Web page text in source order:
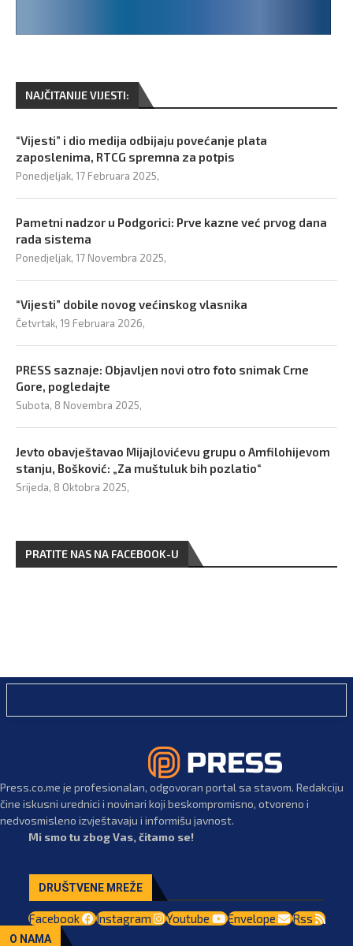
NAJČITANIJE VIJESTI:
“Vijesti” i dio medija odbijaju povećanje plata
zaposlenima, RTCG spremna za potpis
Ponedjeljak, 17 Februara 2025,
Pametni nadzor u Podgorici: Prve kazne već prvog dana
rada sistema
Ponedjeljak, 17 Novembra 2025,
“Vijesti” dobile novog većinskog vlasnika
Četvrtak, 19 Februara 2026,
PRESS saznaje: Objavljen novi otro foto snimak Crne
Gore, pogledajte
Subota, 8 Novembra 2025,
Jevto obavještavao Mijajlovićevu grupu o Amfilohijevom
stanju, Bošković: „Za muštuluk bih pozlatio“
Srijeda, 8 Oktobra 2025,
PRATITE NAS NA FACEBOOK-U
Press.co.me je profesionalan, odgovoran portal sa stavom. Redakciju
čine iskusni urednici i novinari koji beskompromisno, otvoreno i
nedvosmisleno izvještavaju i informišu javnost.
Mi smo tu zbog Vas, čitamo se!
DRUŠTVENE MREŽE
Facebook Instagram Youtube Envelope Rss
O NAMA